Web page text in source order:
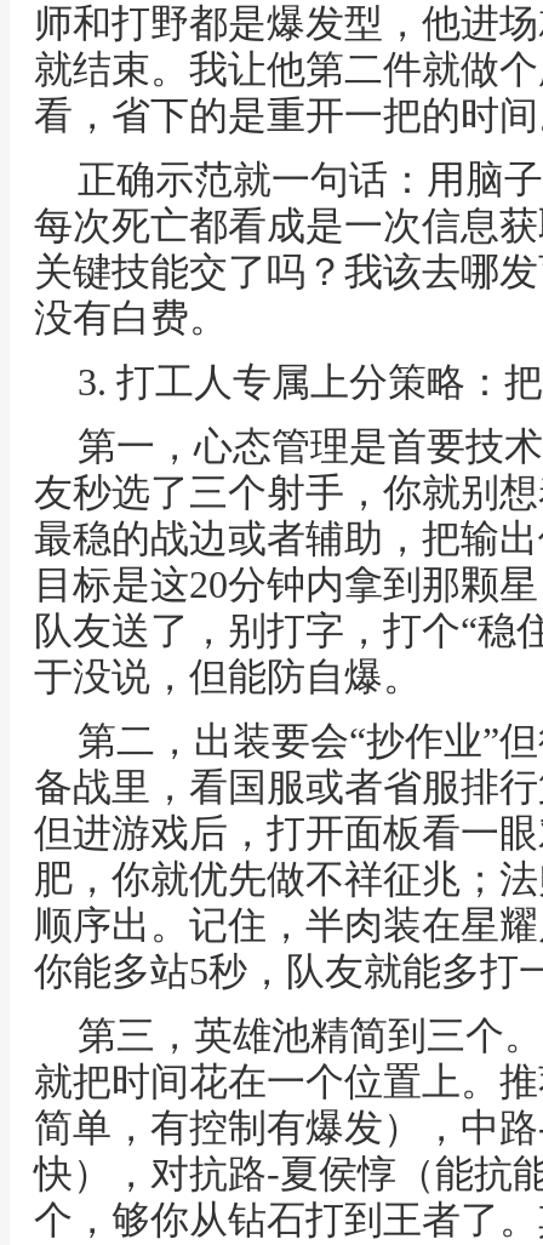
师和打野都是爆发型，他进
就结束。我让他第二件就做
看，省下的是重开一把的时
正确示范就一句话：用脑
每次死亡都看成是一次信息
关键技能交了吗？我该去哪
没有白费。
3. 打工人专属上分策略：
第一，心态管理是首要技
友秒选了三个射手，你就别
最稳的战边或者辅助，把输
目标是这20分钟内拿到那颗
队友送了，别打字，打个“稳
于没说，但能防自爆。
第二，出装要会“抄作业”
备战里，看国服或者省服排
但进游戏后，打开面板看一
肥，你就优先做不祥征兆；
顺序出。记住，半肉装在星
你能多站5秒，队友就能多打
第三，英雄池精简到三个
就把时间花在一个位置上。
简单，有控制有爆发），中
快），对抗路-夏侯惇（能抗
个，够你从钻石打到王者了